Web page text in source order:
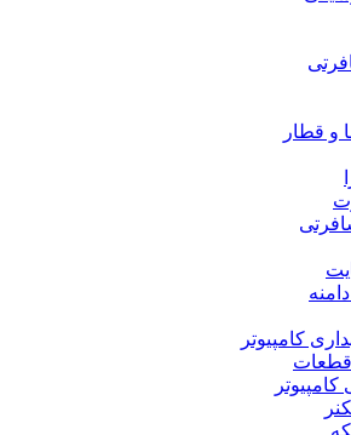
و قطار
کامپیوتر
قطعات
کامپیوتر